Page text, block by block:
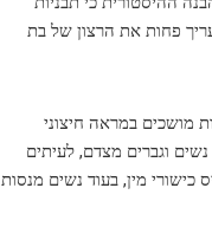
פחות את הרצון של בת
מושכים במראה חיצוני
וגברים מצדם, לעיתים
מין, בעוד נשים מנסות